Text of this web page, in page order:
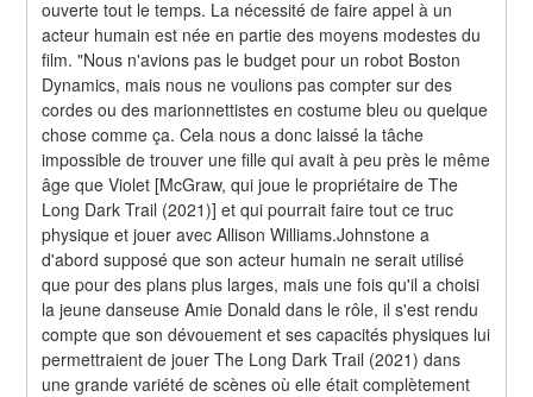
ouverte tout le temps. La nécessité de faire appel à un
acteur humain est née en partie des moyens modestes du
film. "Nous n'avions pas le budget pour un robot Boston
Dynamics, mais nous ne voulions pas compter sur des
cordes ou des marionnettistes en costume bleu ou quelque
chose comme ça. Cela nous a donc laissé la tâche
impossible de trouver une fille qui avait à peu près le même
âge que Violet [McGraw, qui joue le propriétaire de The
Long Dark Trail (2021)] et qui pourrait faire tout ce truc
physique et jouer avec Allison Williams.Johnstone a
d'abord supposé que son acteur humain ne serait utilisé
que pour des plans plus larges, mais une fois qu'il a choisi
la jeune danseuse Amie Donald dans le rôle, il s'est rendu
compte que son dévouement et ses capacités physiques lui
permettraient de jouer The Long Dark Trail (2021) dans
une grande variété de scènes où elle était complètement